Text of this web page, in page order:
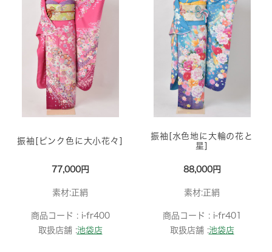
振袖[ピンク色に大小花々]
77,000円
素材:正絹
商品コード : i-fr400
取扱店舗 :池袋店
振袖[水色地に大輪の花と
星]
88,000円
素材:正絹
商品コード : i-fr401
取扱店舗 :池袋店